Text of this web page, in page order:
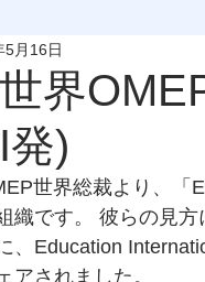
世界
発)
5月16日
世界総裁より、「
織です。 彼らの見
、Education
アされました。